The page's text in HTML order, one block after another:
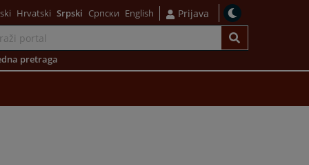
Hrvatski Srpski Српски English Prijava
pretraga